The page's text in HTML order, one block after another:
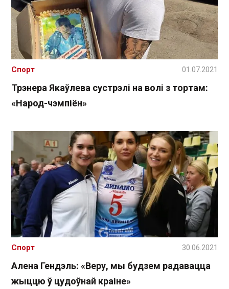
Трэнера Якаўлева сустрэлі на волі з тортам:
«Народ-чэмпіён»
Спорт 01.07.2021
Алена Гендэль: «Веру, мы будзем радавацца
жыццю ў цудоўнай краіне»
Спорт 30.06.2021